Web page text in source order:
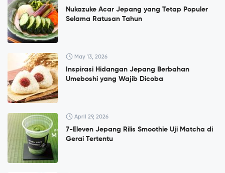
Nukazuke Acar Jepang yang Tetap Populer
Selama Ratusan Tahun
May 13, 2026
Inspirasi Hidangan Jepang Berbahan
Umeboshi yang Wajib Dicoba
April 29, 2026
7-Eleven Jepang Rilis Smoothie Uji Matcha di
Gerai Tertentu